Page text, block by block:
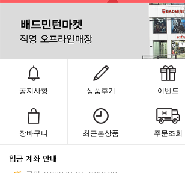
공지사항 상품후기 이벤트
장바구니 최근본상품 주문조회
입금 계좌 안내